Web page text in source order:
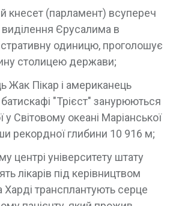
кнесет (парламент) всупереч
Єрусалима в
одиницю, проголошує
столицею держави;
Жак Пікар і американець
"Трієст" занурюються
Світовому океані Маріанської
рекордної глибини 10 916 м;
центрі університету штату
лікарів під керівництвом
трансплантують серце